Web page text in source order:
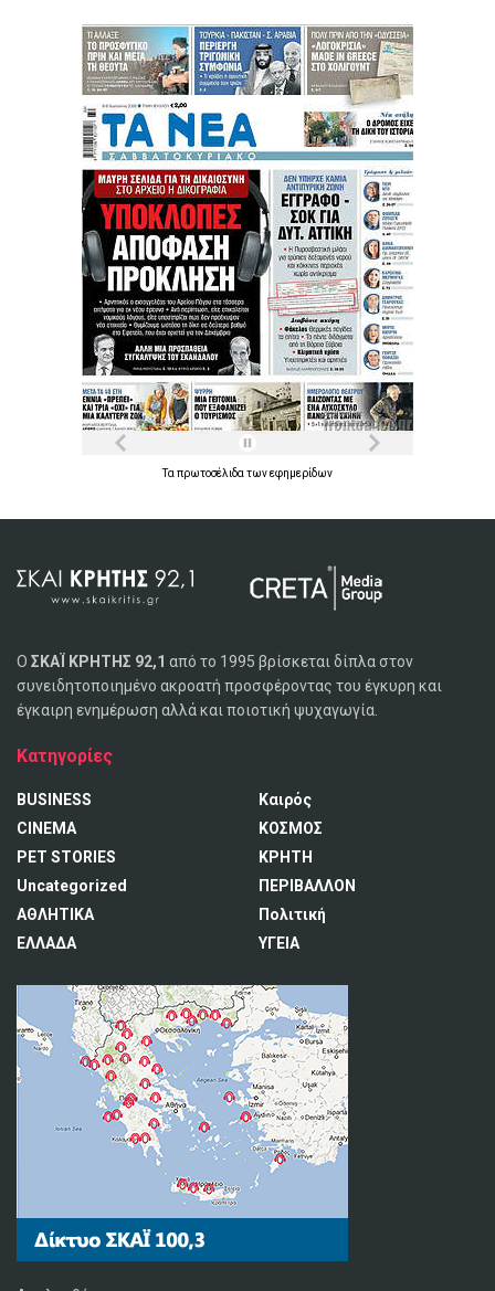
Τα πρωτοσέλιδα τωνεφημερίδων
Ο ΣΚΑΪ ΚΡΗΤΗΣ 92,1 από το 1995 βρίσκεται δίπλα στον
συνειδητοποιημένο ακροατή προσφέροντας του έγκυρη και
έγκαιρη ενημέρωση αλλά και ποιοτική ψυχαγωγία.
Κατηγορίες
BUSINESS
CINEMA
PET STORIES
Uncategorized
ΑΘΛΗΤΙΚΑ
ΕΛΛΑΔΑ
Καιρός
ΚΟΣΜΟΣ
ΚΡΗΤΗ
ΠΕΡΙΒΑΛΛΟΝ
Πολιτική
ΥΓΕΙΑ